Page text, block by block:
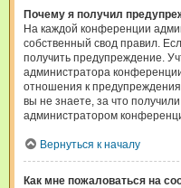
Почему я получил
На каждой конференции
собственный свод правил.
получить предупреждение.
администратора
отношения к
вы не знаете, за что
администратором
Вернуться к началу
Как мне пожаловаться на